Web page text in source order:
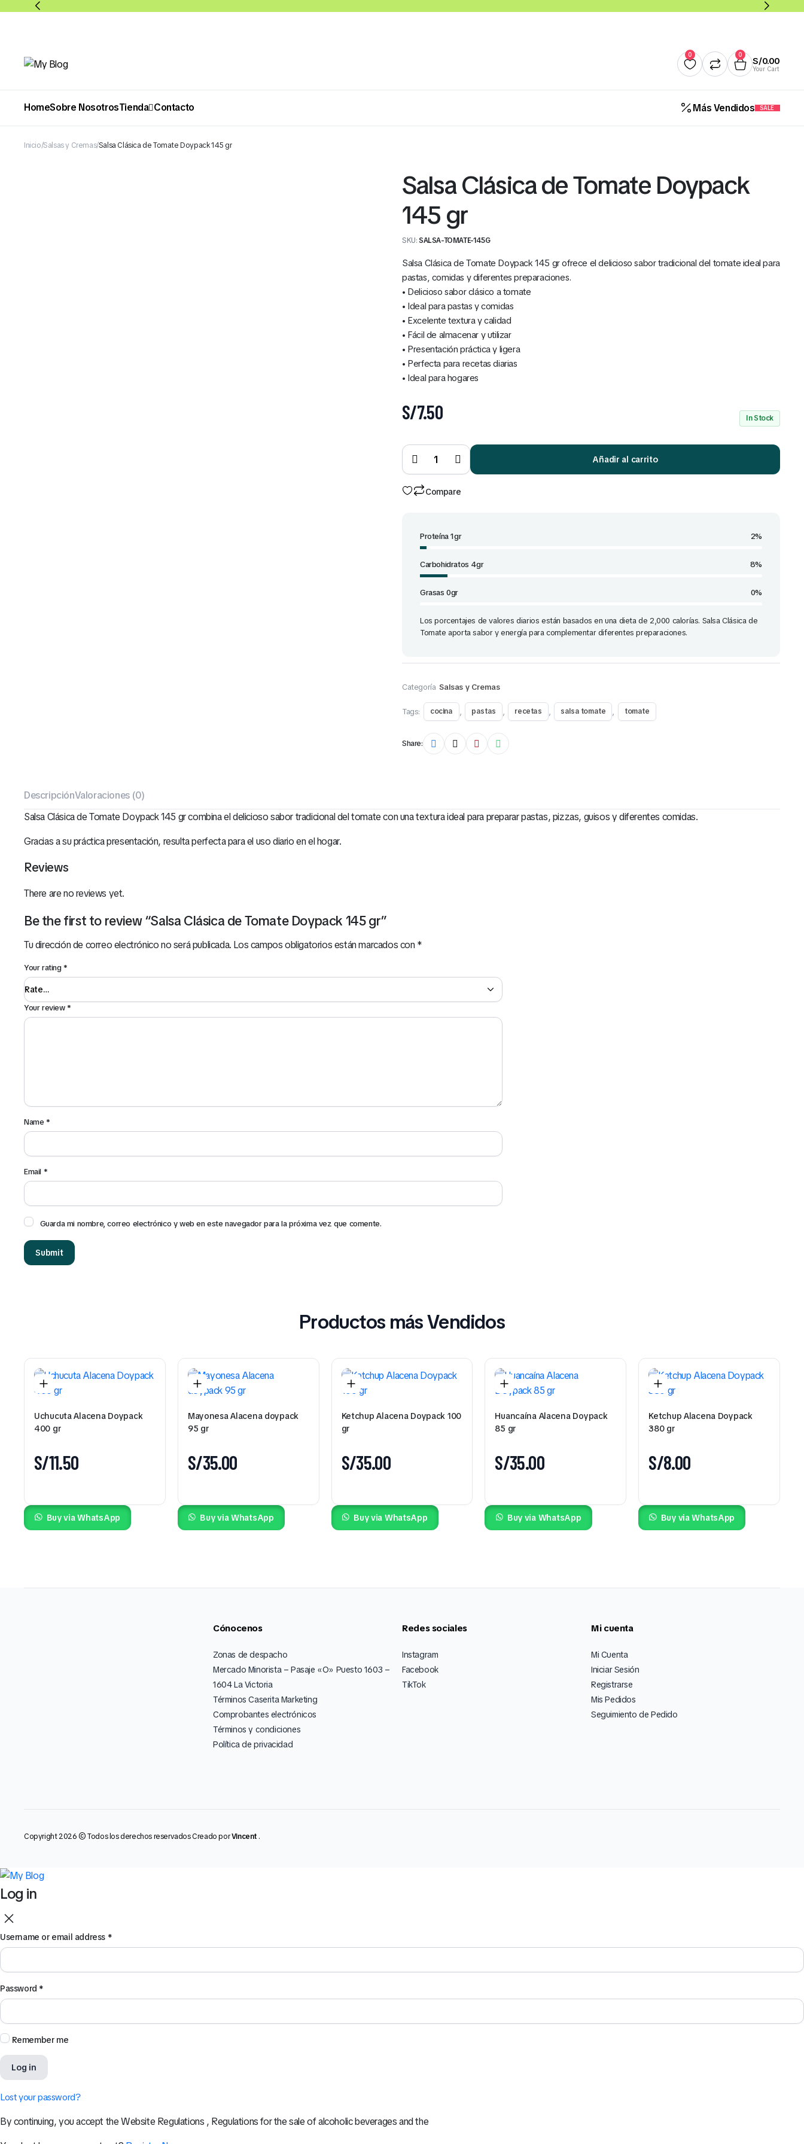
0 0
S/0.00
Your Cart
HomeSobre NosotrosTienda
Abarrotes Bebidas
Contacto Más Vendidos SALE
Inicio Salsas y Cremas Salsa Clásica de Tomate Doypack 145 gr
Salsa Clásica de Tomate Doypack
145 gr
SKU:SALSA-TOMATE-145G
Salsa Clásica de Tomate Doypack 145 gr ofrece el delicioso sabor tradicional del tomate ideal para
pastas, comidas y diferentes preparaciones.
• Delicioso sabor clásico a tomate
• Ideal para pastas y comidas
• Excelente textura y calidad
• Fácil de almacenar y utilizar
• Presentación práctica y ligera
• Perfecta para recetas diarias
• Ideal para hogares
S/7.50 In Stock
Clásica
de
Tomate
Doypack
145 gr
quantity
Añadir al carrito
Compare
Proteína 1gr 2%
Carbohidratos 4gr 8%
Grasas 0gr 0%
Los porcentajes de valores diarios están basados en una dieta de 2,000 calorías. Salsa Clásica de
Tomate aporta sabor y energía para complementar diferentes preparaciones.
Categoría Salsas y Cremas
Tags: cocina , pastas , recetas , salsa tomate , tomate
Share:
DescripciónValoraciones (0)
Salsa Clásica de Tomate Doypack 145 gr combina el delicioso sabor tradicional del tomate con una textura ideal para preparar pastas, pizzas, guisos y diferentes comidas.
Gracias a su práctica presentación, resulta perfecta para el uso diario en el hogar.
Reviews
There are no reviews yet.
Be the first to review “Salsa Clásica de Tomate Doypack 145 gr”
Tu dirección de correo electrónico no será publicada. Los campos obligatorios están marcados con*
Your rating*
Your review*
Name*
Email *
Guarda mi nombre, correo electrónico y web en este navegador para la próxima vez que comente.
Productos más Vendidos
Uchucuta Alacena Doypack
400 gr
S/11.50
Buy via WhatsApp
Mayonesa Alacena doypack
95 gr
S/35.00
Buy via WhatsApp
Ketchup Alacena Doypack 100
gr
S/35.00
Buy via WhatsApp
Huancaína Alacena Doypack
85 gr
S/35.00
Buy via WhatsApp
Ketchup Alacena Doypack
380 gr
S/8.00
Buy via WhatsApp
Cónocenos
Zonas de despacho
Mercado Minorista – Pasaje «O» Puesto 1603 –
1604 La Victoria
Términos Caserita Marketing
Comprobantes electrónicos
Términos y condiciones
Política de privacidad
Redes sociales
Instagram
Facebook
TikTok
Mi cuenta
Mi Cuenta
Iniciar Sesión
Registrarse
Mis Pedidos
Seguimiento de Pedido
Copyright 2026 © Todos los derechos reservados Creado porVincent .
Log in
Username or email address *
Password *
Remember me
Log in
Lost your password?
By continuing, you accept the Website Regulations , Regulations for the sale of alcoholic beverages and the